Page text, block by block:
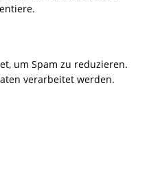
um Spam zu reduzieren.
verarbeitet werden.